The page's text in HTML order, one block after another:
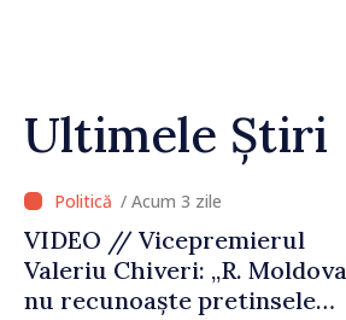
Ultimele Știri
/ Acum 3 zile
VIDEO // Vicepremierul
Valeriu Chiveri: „R. Moldova
nu recunoaște pretinsele